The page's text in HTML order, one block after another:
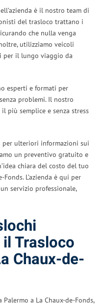
è il nostro team di
del trasloco trattano i
che nulla venga
utilizziamo veicoli
per il lungo viaggio da
esperti e formati per
problemi. Il nostro
più semplice e senza stress
per ulteriori informazioni sui
un preventivo gratuito e
chiara del costo del tuo
L’azienda è qui per
servizio professionale,
Trasloco
Chaux-de-
a La Chaux-de-Fonds,